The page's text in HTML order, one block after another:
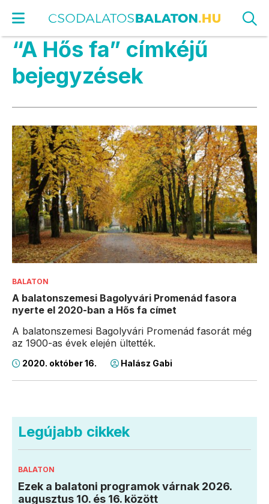
“A Hős fa” címkéjű
bejegyzések
BALATON
A balatonszemesi Bagolyvári Promenád fasora
nyerte el 2020-ban a Hős fa címet
A balatonszemesi Bagolyvári Promenád fasorát még
az 1900-as évek elején ültették.
2020. október 16. Halász Gabi
Legújabb cikkek
BALATON
Ezek a balatoni programok várnak 2026.
augusztus 10. és 16. között